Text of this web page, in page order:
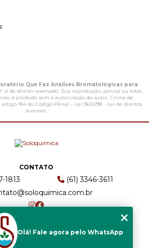
Que Faz Análises Bromatológicas para
" é de direito reservado. Sua reprodução, parcial ou total,
é proibida sem a autorização do autor. Crime de
184 do Código Penal – Lei 9610/98 - Lei de direitos
autorais.
CONTATO
1813
(61) 3346-3611
ENDEREÇO
511 Sul, Bl B, Sl 49 - Asa Sul
Olá! Fale agora pelo WhatsApp